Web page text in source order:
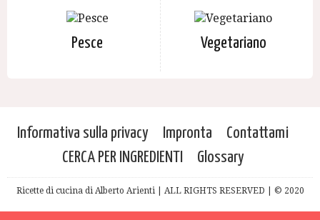
Pesce Vegetariano
Informativa sulla privacy Impronta
Contattami
CERCA PER INGREDIENTI
Glossary
Ricette di cucina di Alberto Arienti | ALL RIGHTS RESERVED | © 2020